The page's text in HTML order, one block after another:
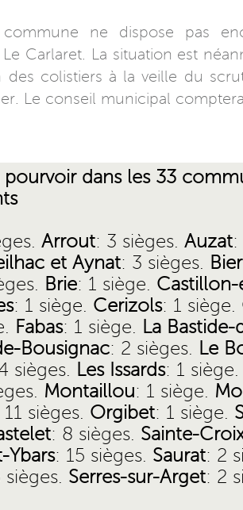
ne dispose pas
Carlaret. La situation est
des colistiers à la veille du
Le conseil municipal
pourvoir dans les 33
Arrout: 3 sièges. Auzat
et Aynat: 3 sièges.
Brie: 1 siège. Castillon-
: 1 siège. Cerizols: 1 siège.
Fabas: 1 siège. La Bastide-
Bousignac: 2 sièges. Le
sièges. Les Issards: 1
Montaillou: 1 siège.
sièges. Orgibet: 1 siège.
: 8 sièges. Sainte-
Ybars: 15 sièges. Saurat: 2
Serres-sur-Arget: 2